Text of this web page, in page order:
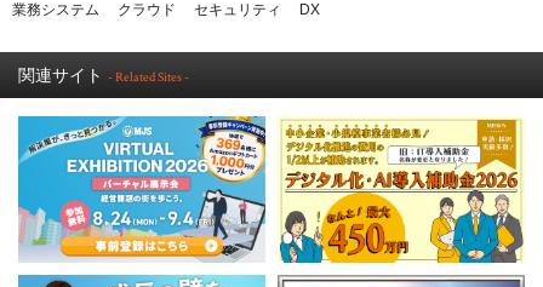
業務システム クラウド セキュリティ DX
関連サイト - Related Sites -